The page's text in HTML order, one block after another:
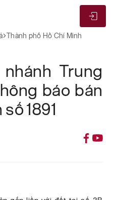
Thành phố Hồ Chí Minh
Trung
báo bán
1891